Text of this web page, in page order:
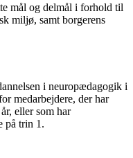
mål og delmål i forhold til
miljø, samt borgerens
i neuropædagogik i
medarbejdere, der har
eller som har
på trin 1.